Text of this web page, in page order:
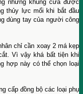
nhưng khung cưa được
thủy lực mổi khi bắt đầu
dùng tay của người công
chỉ cần xoay 2 má kẹp
Vì vậy khá bất tiện khi
hợp này có thể chọn loại
cấp đồng bộ các loại phụ